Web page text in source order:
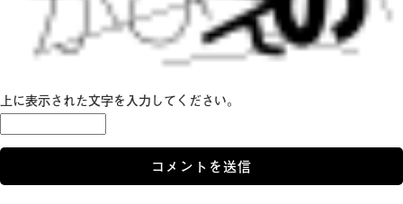
上に表示された文字を入力してください。